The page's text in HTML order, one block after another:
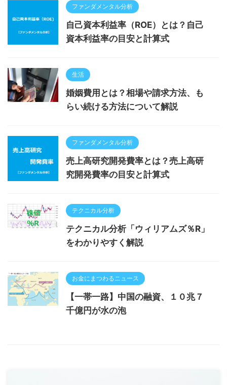
ファンダメンタル分析
自己資本利益率（ROE）とは？自己
資本利益率の目安と計算式
生活
婚姻費用とは？相場や請求方法、も
らい続ける方法について解説
ファンダメンタル分析
売上高研究開発費率とは？売上高研
究開発費率の目安と計算式
テクニカル分析
テクニカル分析「ウィリアムズ％R」
をわかりやすく解説
お金にまつわるニュース
【一帯一路】中国の融資、１０兆７
千億円が水の泡